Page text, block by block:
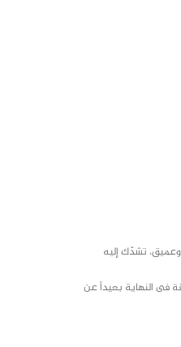
وعميق، تشدّك إليه
فى النهاية بعيداً عن